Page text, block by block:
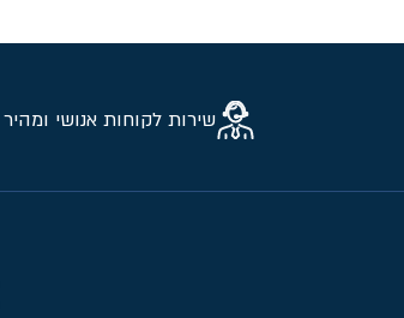
שירות לקוחות אנושי ומהיר